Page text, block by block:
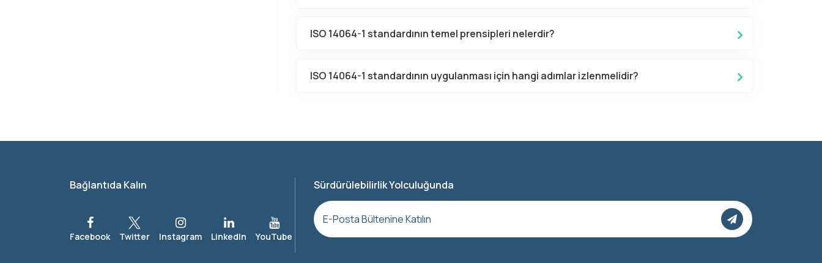
ISO 14064-1 standardının temel prensipleri nelerdir?
ISO 14064-1 standardının uygulanması için hangi adımlar izlenmelidir?
Bağlantıda Kalın Sürdürülebilirlik Yolculuğunda